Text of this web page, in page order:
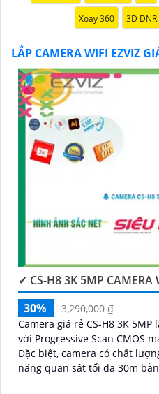
thiệu sản phẩm Camera
Xoay 360 3D DNR
LẮP CAMERA WIFI EZVIZ
✓ CS-H8 3K 5MP CAMERA
30%
3,290,000 ₫
Camera giá rẻ CS-H8 3K
với Progressive Scan CMOS
Đặc biệt, camera có chất
năng quan sát tối đa 30m